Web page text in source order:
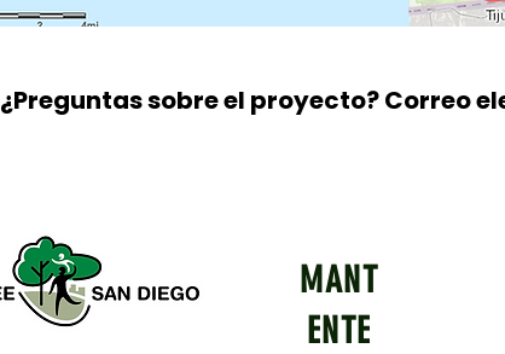
¿Preguntas sobre el proyecto? Correo
MANT
ENTE